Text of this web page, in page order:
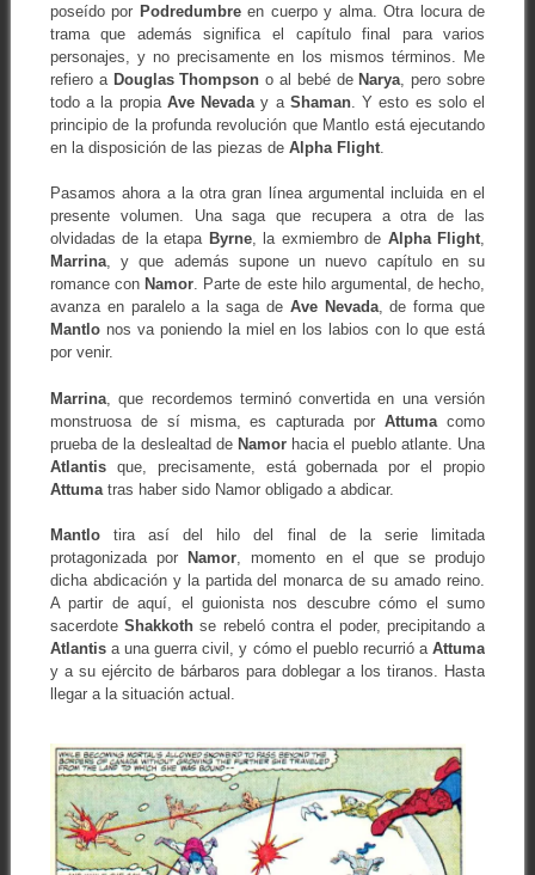
poseído por Podredumbreen cuerpo y alma. Otra locura de
trama que además significa el capítulo final para varios
personajes, y no precisamente en los mismos términos. Me
refiero a Douglas Thompson o al bebé deNarya , pero sobre
todo a la propia Ave Nevada y a Shaman. Y esto es solo el
principio de la profunda revolución que Mantlo está ejecutando
en la disposición de las piezas de Alpha Flight.
Pasamos ahora a la otra gran línea argumental incluida en el
presente volumen. Una saga que recupera a otra de las
olvidadas de la etapa Byrne, la exmiembro de Alpha Flight,
Marrina, y que además supone un nuevo capítulo en su
romance con Namor. Parte de este hilo argumental, de hecho,
avanza en paralelo a la saga de Ave Nevada, de forma que
Mantlonos va poniendo la miel en los labios con lo que está
por venir.
Marrina, que recordemos terminó convertida en una versión
monstruosa de sí misma, es capturada porAttuma como
prueba de la deslealtad de Namor hacia el pueblo atlante. Una
Atlantisque, precisamente, está gobernada por el propio
Attumatras haber sido Namor obligado a abdicar.
Mantlotira así del hilo del final de la serie limitada
protagonizada por
Namor, momento en el que se produjo
dicha abdicación y la partida del monarca de su amado reino.
A partir de aquí, el guionista nos descubre cómo el sumo
sacerdoteShakkoth se rebeló contra el poder, precipitando a
Atlantisa una guerra civil, y cómo el pueblo recurrió aAttuma
y a su ejército de bárbaros para doblegar a los tiranos. Hasta
llegar a la situación actual.